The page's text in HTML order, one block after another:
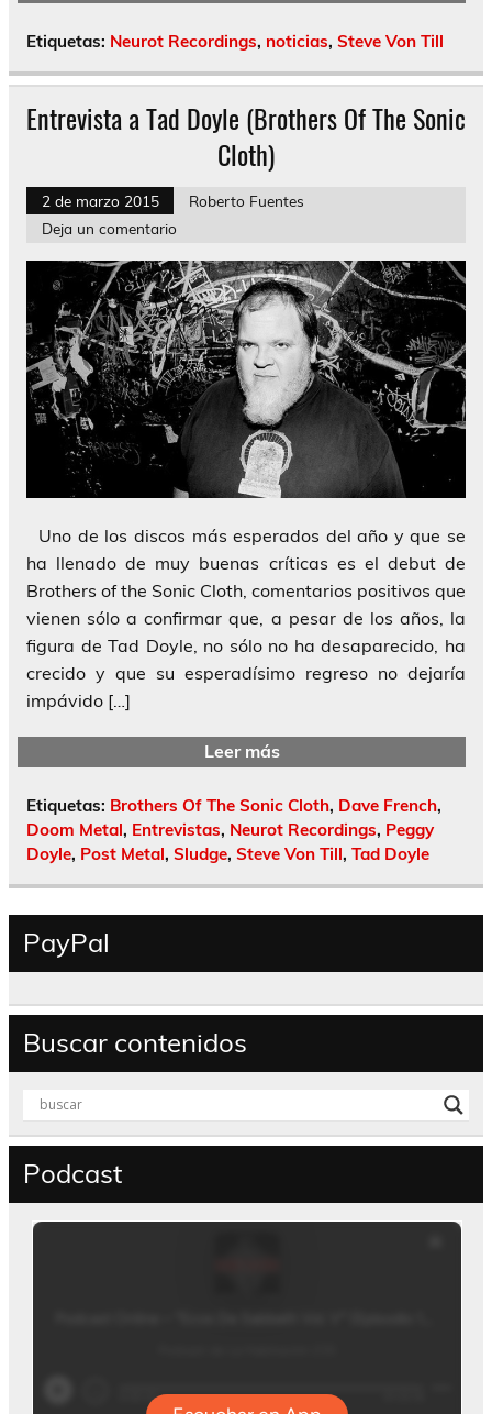
Etiquetas: Neurot Recordings, noticias, Steve Von Till
Entrevista a Tad Doyle (Brothers Of The Sonic
Cloth)
2 de marzo 2015
Roberto Fuentes
Deja un comentario
Uno de los discos más esperados del año y que se
ha llenado de muy buenas críticas es el debut de
Brothers of the Sonic Cloth, comentarios positivos que
vienen sólo a confirmar que, a pesar de los años, la
figura de Tad Doyle, no sólo no ha desaparecido, ha
crecido y que su esperadísimo regreso no dejaría
impávido […]
Leer más
Etiquetas: Brothers Of The Sonic Cloth, Dave French,
Doom Metal, Entrevistas, Neurot Recordings, Peggy
Doyle, Post Metal, Sludge, Steve Von Till, Tad Doyle
PayPal
Buscar contenidos
Podcast